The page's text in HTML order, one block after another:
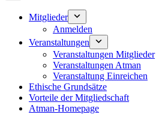
Ergebnisse
Mitglieder
Anmelden
Veranstaltungen
Veranstaltungen Mitglieder
Veranstaltungen Atman
Veranstaltung Einreichen
Ethische Grundsätze
Vorteile der Mitgliedschaft
Atman-Homepage